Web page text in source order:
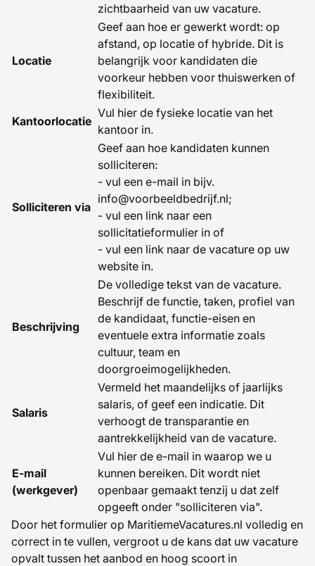
zichtbaarheid van uw vacature.
Locatie
Geef aan hoe er gewerkt wordt: op
afstand, op locatie of hybride. Dit is
belangrijk voor kandidaten die
voorkeur hebben voor thuiswerken of
flexibiliteit.
Kantoorlocatie
Vul hier de fysieke locatie van het
kantoor in.
Solliciteren via
Geef aan hoe kandidaten kunnen
solliciteren:
- vul een e-mail in bijv.
info@voorbeeldbedrijf.nl;
- vul een link naar een
sollicitatieformulier in of
- vul een link naar de vacature op uw
website in.
Beschrijving
De volledige tekst van de vacature.
Beschrijf de functie, taken, profiel van
de kandidaat, functie-eisen en
eventuele extra informatie zoals
cultuur, team en
doorgroeimogelijkheden.
Salaris
Vermeld het maandelijks of jaarlijks
salaris, of geef een indicatie. Dit
verhoogt de transparantie en
aantrekkelijkheid van de vacature.
E-mail
(werkgever)
Vul hier de e-mail in waarop we u
kunnen bereiken. Dit wordt niet
openbaar gemaakt tenzij u dat zelf
opgeeft onder "solliciteren via".
Door het formulier op MaritiemeVacatures.nl volledig en
correct in te vullen, vergroot u de kans dat uw vacature
opvalt tussen het aanbod en hoog scoort in